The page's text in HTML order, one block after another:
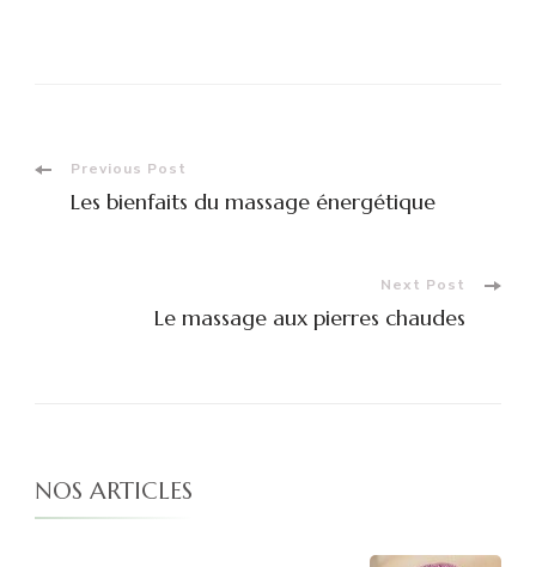
Post
Previous Post
Les bienfaits du massage énergétique
Next Post
Le massage aux pierres chaudes
NOS ARTICLES